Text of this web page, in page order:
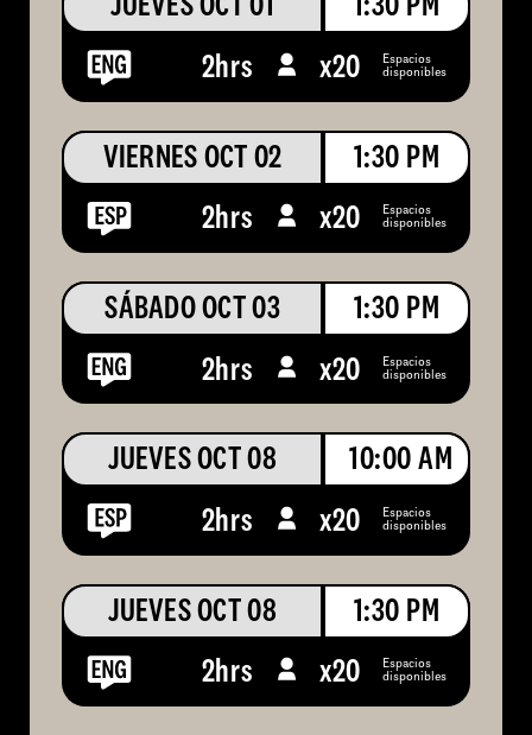
2hrs
x20 Espacios
disponibles
VIERNES OCT 02
1:30 PM
2hrs
x20 Espacios
disponibles
SÁBADO OCT 03
1:30 PM
2hrs
x20 Espacios
disponibles
JUEVES OCT 08
10:00 AM
2hrs
x20 Espacios
disponibles
JUEVES OCT 08
1:30 PM
2hrs
x20 Espacios
disponibles